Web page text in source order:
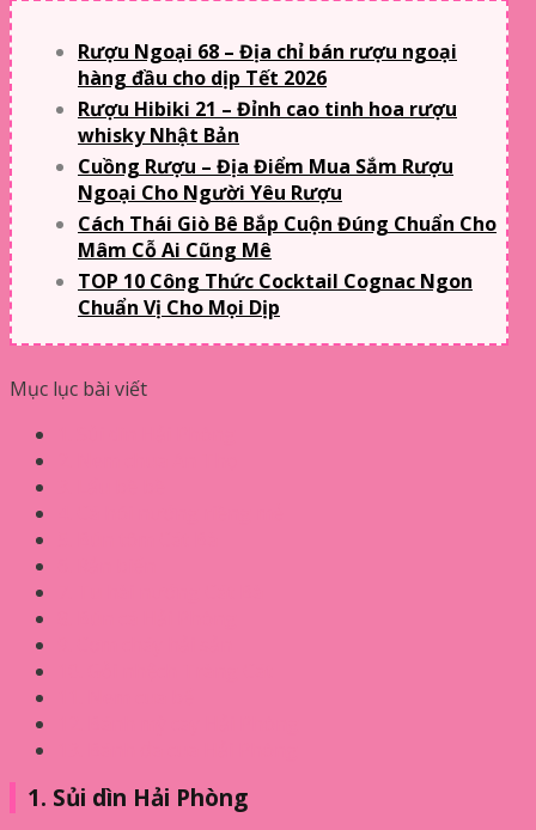
Rượu Ngoại 68 – Địa chỉ bán rượu ngoại
hàng đầu cho dịp Tết 2026
Rượu Hibiki 21 – Đỉnh cao tinh hoa rượu
whisky Nhật Bản
Cuồng Rượu – Địa Điểm Mua Sắm Rượu
Ngoại Cho Người Yêu Rượu
Cách Thái Giò Bê Bắp Cuộn Đúng Chuẩn Cho
Mâm Cỗ Ai Cũng Mê
TOP 10 Công Thức Cocktail Cognac Ngon
Chuẩn Vị Cho Mọi Dịp
Mục lục bài viết
1. Sủi dìn Hải Phòng